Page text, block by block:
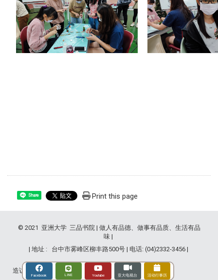
Facebook LINE Youtube 亚大电视台 活动行事历
Share Print this page
© 2021 亚洲大学 三品书院 | 做人有品德、做事有品质、生活有品
味 |
| 地址 : 台中市雾峰区柳丰路500号 | 电话: (04)2332-3456 |
造访人次 : 2836036